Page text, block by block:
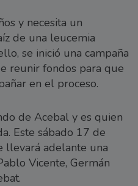
y necesita un
de una leucemia
se inició una campaña
reunir fondos para que
en el proceso.
de Acebal y es quien
Este sábado 17 de
llevará adelante una
Vicente, Germán